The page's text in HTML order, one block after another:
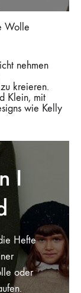
Wolle
nehmen
kreieren.
Klein, mit
wie Kelly
I
Hefte
oder